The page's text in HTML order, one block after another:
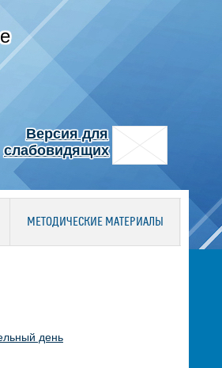
Версия для
слабовидящих
МЕТОДИЧЕСКИЕ МАТЕРИАЛЫ
день